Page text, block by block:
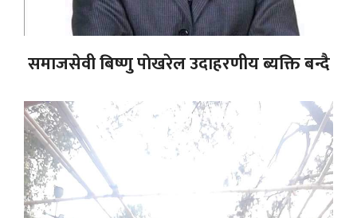
समाजसेवी बिष्णु पाेखरेल उदाहरणीय ब्यक्ति बन्दै